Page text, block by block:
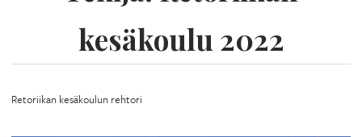
kesäkoulu 2022
Retoriikan kesäkoulun rehtori